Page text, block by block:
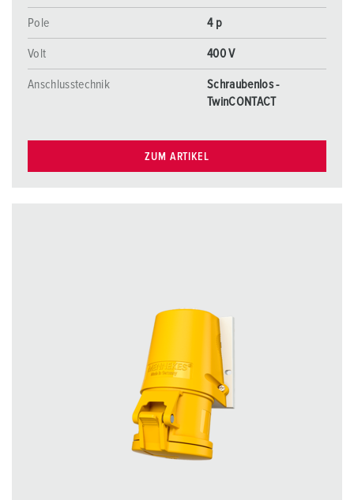
Pole 4 p
Volt 400 V
Anschlusstechnik
Schraubenlos -
TwinCONTACT
ZUM ARTIKEL